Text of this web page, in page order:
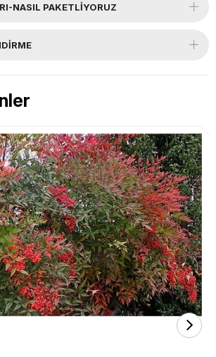
NASIL PAKETLİYORUZ